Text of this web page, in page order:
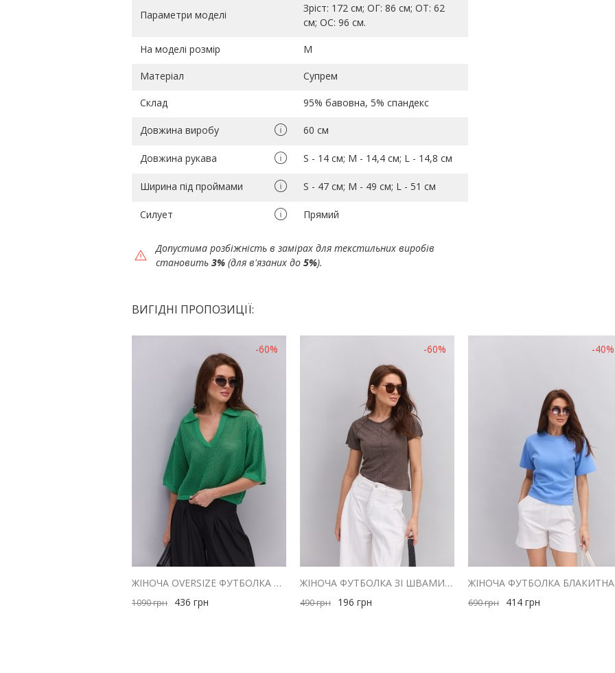
Параметри моделі
Зріст: 172 см; ОГ: 86 см; ОТ: 62
см; ОС: 96 см.
На моделі розмір M
Матеріал Супрем
Склад 95% бавовна, 5% спандекс
Довжина виробу 60 см
Довжина рукава S - 14 см; M - 14,4 см; L - 14,8 см
Ширина під проймами S - 47 см; M - 49 см; L - 51 см
Силует Прямий
Допустима розбіжність в замірах для текстильних виробів
становить 3% (для в'язаних до 5%).
ВИГІДНІ ПРОПОЗИЦІЇ:
-60%
ЖІНОЧА OVERSIZE ФУТБОЛКА ПОЛО ЗЕЛЕНА З МАШИННОЇ В`ЯЗКИ В СІТОЧКУ
1090грн 436 грн
-60%
ЖІНОЧА ФУТБОЛКА ЗІ ШВАМИ НАВИВОРІТ І АСИМЕТРИЧНИМ НИЗОМ ШОКОЛАДНА
490грн 196 грн
-40%
690грн 414 грн